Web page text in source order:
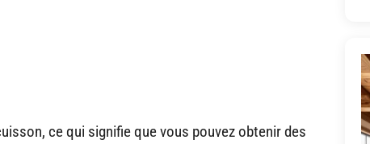
ce qui signifie que vous pouvez obtenir des